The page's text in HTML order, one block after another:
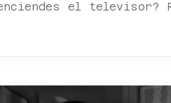
el televisor?